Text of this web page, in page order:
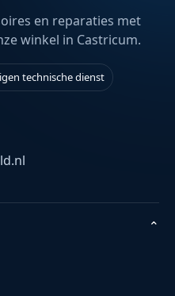
en reparaties met
winkel in Castricum.
technische dienst
⌄